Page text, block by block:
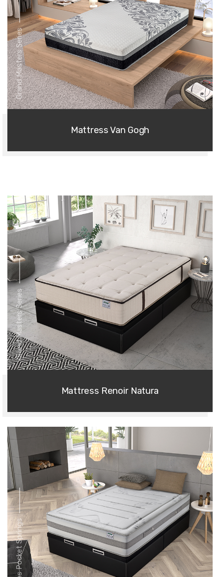
Grand Masters Series
Mattress Van Gogh
Grand Masters Series
Mattress Renoir Natura
Series Pocket Springs